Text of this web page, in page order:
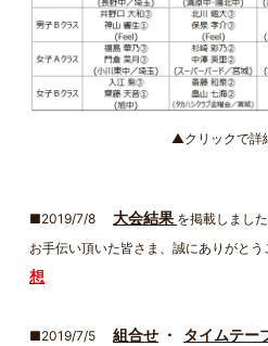
▲クリックで詳
■2019/7/8 大会結果 を掲載しまし
お手伝い頂いた皆さま、誠にありがとう
想
■2019/7/5 組合せ ・ タイムテー